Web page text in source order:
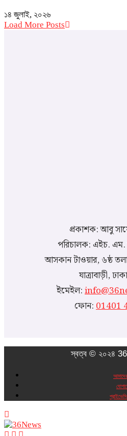
১৪ জুলাই, ২০২৬
Load More Posts
প্রকাশক: আবু
পরিচালক: এইচ. এম.
আসকান টাওয়ার, ৬ষ্ঠ
যাত্রাবাড়ী,
ইমেইল:
ফোন:01401
স্বত্ব © ২০২৪